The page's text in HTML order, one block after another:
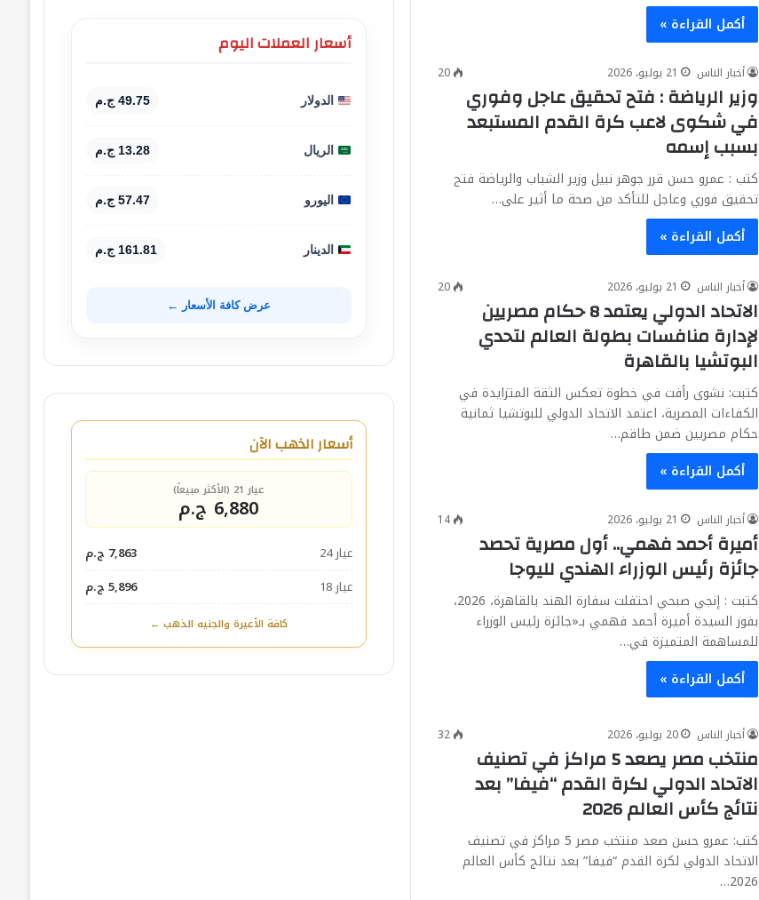
أكمل القراءة »
أخبار الناس 21 يوليو، 2026 20
وزير الرياضة : فتح تحقيق عاجل وفوري
في شكوى لاعب كرة القدم المستبعد
بسبب إسمه
كتب : عمرو حسن قرر جوهر نبيل وزير الشباب والرياضة فتح
تحقيق فوري وعاجل للتأكد من صحة ما أثير على…
أكمل القراءة »
أخبار الناس 21 يوليو، 2026 20
الاتحاد الدولي يعتمد 8 حكام مصريين
لإدارة منافسات بطولة العالم لتحدي
البوتشيا بالقاهرة
كتبت: نشوى رأفت في خطوة تعكس الثقة المتزايدة في
الكفاءات المصرية، اعتمد الاتحاد الدولي للبوتشيا ثمانية
حكام مصريين ضمن طاقم…
أكمل القراءة »
أخبار الناس 21 يوليو، 2026 14
أميرة أحمد فهمي.. أول مصرية تحصد
جائزة رئيس الوزراء الهندي لليوجا
كتبت : إنجي صبحي احتفلت سفارة الهند بالقاهرة، 2026،
بفوز السيدة أميرة أحمد فهمي بـ«جائزة رئيس الوزراء
للمساهمة المتميزة في…
أكمل القراءة »
أخبار الناس 20 يوليو، 2026 32
منتخب مصر يصعد 5 مراكز في تصنيف
الاتحاد الدولي لكرة القدم “فيفا” بعد
نتائج كأس العالم 2026
كتب: عمرو حسن صعد منتخب مصر 5 مراكز في تصنيف
الاتحاد الدولي لكرة القدم “فيفا” بعد نتائج كأس العالم
2026…
أسعار العملات اليوم
الدولار 49.75 ج.م
الريال 13.28 ج.م
اليورو 57.47 ج.م
الدينار 161.81 ج.م
عرض كافة الأسعار ←
أسعار الذهب الآن
عيار 21 (الأكثر مبيعاً)
6,880 ج.م
عيار 24
7,863 ج.م
عيار 18
5,896 ج.م
كافة الأعيرة والجنيه الذهب ←